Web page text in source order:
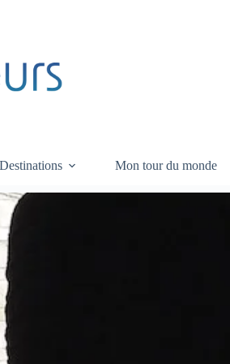
Destinations Mon tour du monde